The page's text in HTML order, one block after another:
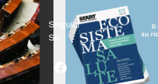
Seguici
Su:
Facebook